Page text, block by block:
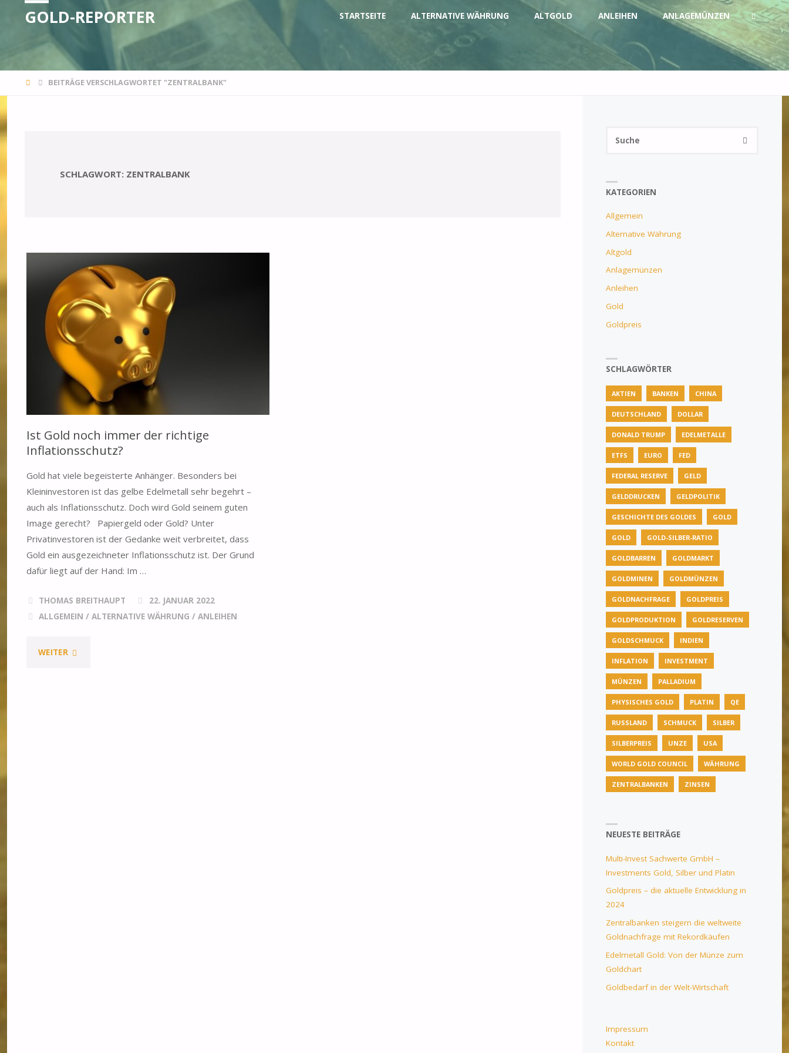
GOLD-REPORTER Zum
STARTSEITE ALTERNATIVE WÄHRUNG ALTGOLD ANLEIHEN ANLAGEMÜNZEN
SUCHE
STARTSEITE
BEITRÄGE VERSCHLAGWORTET "ZENTRALBANK"
SCHLAGWORT: ZENTRALBANK
Ist Gold noch immer der richtige
Inflationsschutz?
Gold hat viele begeisterte Anhänger. Besonders bei
Kleininvestoren ist das gelbe Edelmetall sehr begehrt –
auch als Inflationsschutz. Doch wird Gold seinem guten
Image gerecht? Papiergeld oder Gold? Unter
Privatinvestoren ist der Gedanke weit verbreitet, dass
Gold ein ausgezeichneter Inflationsschutz ist. Der Grund
dafür liegt auf der Hand: Im …
THOMAS BREITHAUPT
22. JANUAR 2022
ALLGEMEIN /ALTERNATIVE WÄHRUNG /ANLEIHEN
WEITER"IST
SUCHE
KATEGORIEN
Allgemein
Alternative Währung
Altgold
Anlagemünzen
Anleihen
Gold
Goldpreis
SCHLAGWÖRTER
AKTIEN BANKEN CHINA
DEUTSCHLAND DOLLAR
DONALD TRUMP EDELMETALLE
ETFS EURO FED
FEDERAL RESERVE GELD
GELDDRUCKEN GELDPOLITIK
GESCHICHTE DES GOLDES GOLD
GOLD GOLD-SILBER-RATIO
GOLDBARREN GOLDMARKT
GOLDMINEN GOLDMÜNZEN
GOLDNACHFRAGE GOLDPREIS
GOLDPRODUKTION GOLDRESERVEN
GOLDSCHMUCK INDIEN
INFLATION INVESTMENT
MÜNZEN PALLADIUM
PHYSISCHES GOLD PLATIN QE
RUSSLAND SCHMUCK SILBER
SILBERPREIS UNZE USA
WORLD GOLD COUNCIL WÄHRUNG
ZENTRALBANKEN ZINSEN
NEUESTE BEITRÄGE
Multi-Invest Sachwerte GmbH –
Investments Gold, Silber und Platin
Goldpreis – die aktuelle Entwicklung in
2024
Zentralbanken steigern die weltweite
Goldnachfrage mit Rekordkäufen
Edelmetall Gold: Von der Münze zum
Goldchart
Goldbedarf in der Welt-Wirtschaft
Impressum
Kontakt